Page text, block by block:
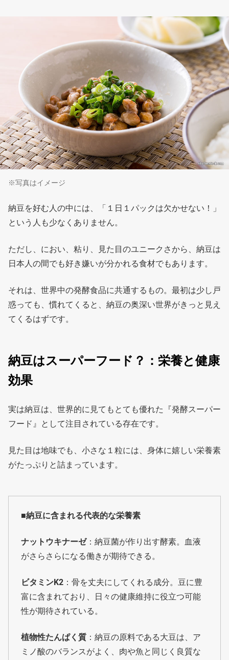
※写真はイメージ
納豆を好む人の中には、「１日１パックは欠かせない！」
という人も少なくありません。
ただし、におい、粘り、見た目のユニークさから、納豆は
日本人の間でも好き嫌いが分かれる食材でもあります。
それは、世界中の発酵食品に共通するもの。最初は少し戸
惑っても、慣れてくると、納豆の奥深い世界がきっと見え
てくるはずです。
納豆はスーパーフード？：栄養と健康
効果
実は納豆は、世界的に見てもとても優れた『発酵スーパー
フード』として注目されている存在です。
見た目は地味でも、小さな１粒には、身体に嬉しい栄養素
がたっぷりと詰まっています。
■納豆に含まれる代表的な栄養素
ナットウキナーゼ：納豆菌が作り出す酵素。血液
がさらさらになる働きが期待できる。
ビタミンK2 ：骨を丈夫にしてくれる成分。豆に豊
富に含まれており、日々の健康維持に役立つ可能
性が期待されている。
植物性たんぱく質 ：納豆の原料である大豆は、ア
ミノ酸のバランスがよく、肉や魚と同じく良質な